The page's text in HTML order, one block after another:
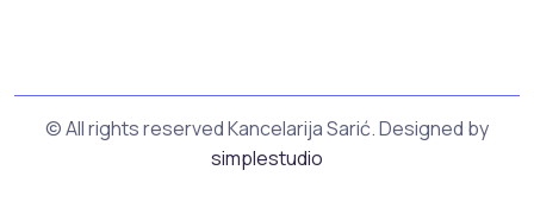
© All rights reserved Kancelarija Sarić. Designed by
simplestudio